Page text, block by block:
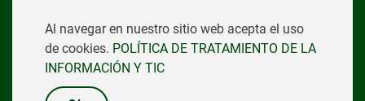
Resolución MEN Maestría en Construcciones Eficientes
Acuerdo No. 019
del 31 de agosto del 2023 -Política de Tratamiento de la
Infomación- Manual de Imagen de Identidad Corporativa
Al navegar en nuestro sitio web acepta el uso
de cookies. POLÍTICA DE TRATAMIENTO DE LA
INFORMACIÓN Y TIC